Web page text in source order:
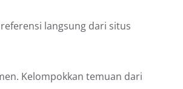
langsung dari situs
Kelompokkan temuan dari